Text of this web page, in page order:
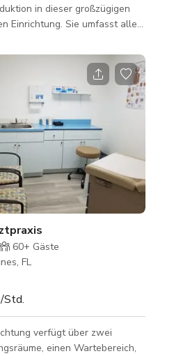
in dieser großzügigen
Einrichtung. Sie umfasst alle
dem geräumigen Wartebereich
professionellen
gut beleuchteten Fluren
Toiletten. Dieser Standort
Kulisse, um Ihre
zum Leben zu erwecken. Im
sind der durchdacht
Loungebereich,
1, eine Reihe v
60+ Gäste
FL
/Std.
verfügt über zwei
einen Wartebereich,